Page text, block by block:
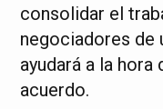
consolidar el
negociadores de
ayudará a la
acuerdo.